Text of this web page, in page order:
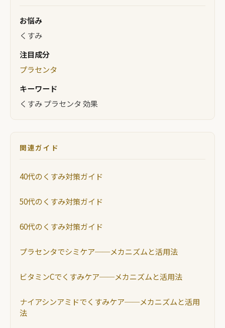
お悩み
くすみ
注目成分
プラセンタ
キーワード
くすみ プラセンタ 効果
関連ガイド
40代のくすみ対策ガイド
50代のくすみ対策ガイド
60代のくすみ対策ガイド
プラセンタでシミケア──メカニズムと活用法
ビタミンCでくすみケア──メカニズムと活用法
ナイアシンアミドでくすみケア──メカニズムと活用
法